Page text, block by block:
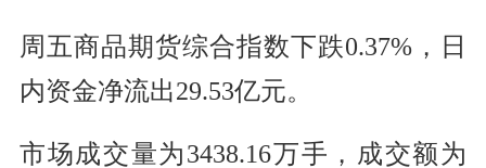
周五商品期货综合指数下跌0.37%，日
内资金净流出29.53亿元。
市场成交量为3438.16万手，成交额为